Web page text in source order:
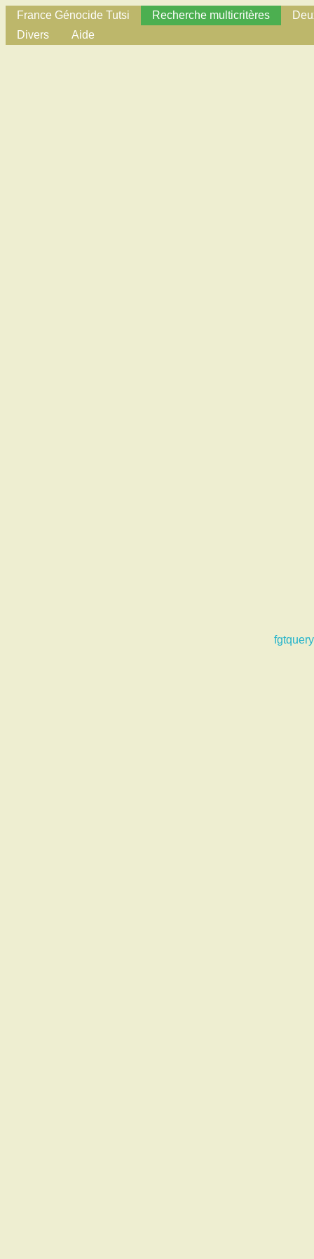
France Génocide Tutsi Recherche multicritères
Divers
Aide